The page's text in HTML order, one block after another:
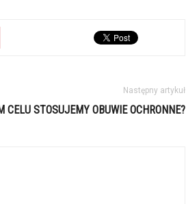
Następny artykuł
CELU STOSUJEMY OBUWIE OCHRONNE?